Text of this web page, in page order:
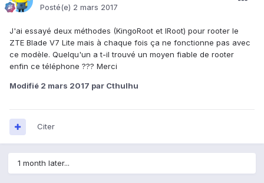
Posté(e) 2 mars 2017
J'ai essayé deux méthodes (KingoRoot et IRoot) pour rooter le
ZTE Blade V7 Lite mais à chaque fois ça ne fonctionne pas avec
ce modèle. Quelqu'un a t-il trouvé un moyen fiable de rooter
enfin ce téléphone ??? Merci
Modifié 2 mars 2017 par Cthulhu
Citer
1 month later...